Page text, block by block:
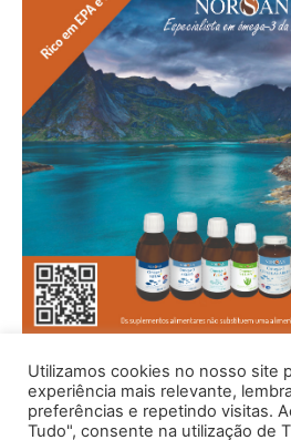
Utilizamos cookies no nosso site
experiência mais relevante,
preferências e repetindo visitas.
Tudo", consente na utilização de